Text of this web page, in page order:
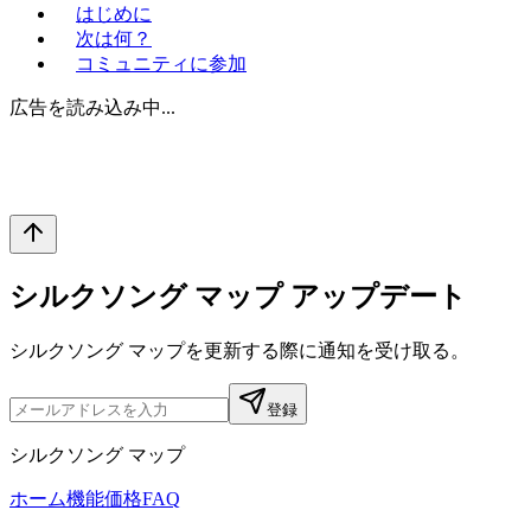
はじめに
次は何？
コミュニティに参加
広告を読み込み中...
シルクソング マップ アップデート
シルクソング マップを更新する際に通知を受け取る。
登録
シルクソング マップ
ホーム機能価格FAQ